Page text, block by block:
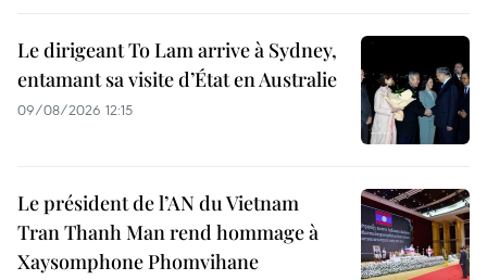
Le dirigeant To Lam arrive à Sydney,
entamant sa visite d’État en Australie
09/08/2026 12:15
Le président de l’AN du Vietnam
Tran Thanh Man rend hommage à
Xaysomphone Phomvihane